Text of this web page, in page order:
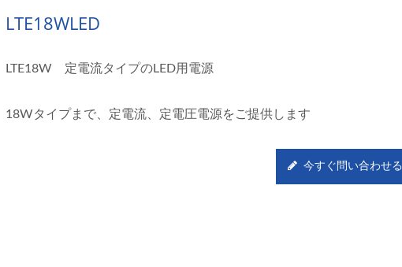
LTE18WLED
LTE18W 定電流タイプのLED用電源
18Wタイプまで、定電流、定電圧電源をご提供します
今すぐ問い合わせる